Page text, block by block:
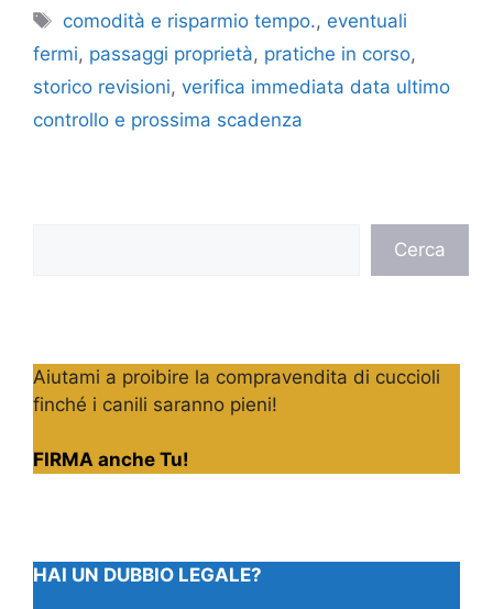
Tag
comodità e risparmio tempo., eventuali
fermi, passaggi proprietà, pratiche in corso,
storico revisioni, verifica immediata data ultimo
controllo e prossima scadenza
Cerca
Aiutami a proibire la compravendita di cuccioli
finché i canili saranno pieni!
FIRMA anche Tu!
HAI UN DUBBIO LEGALE?